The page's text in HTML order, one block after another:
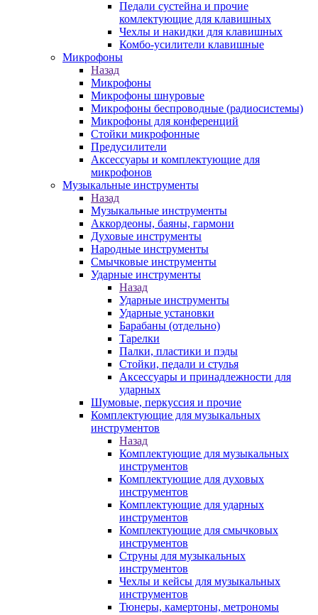
Педали сустейна и прочие
комлектующие для клавишных
Чехлы и накидки для клавишных
Комбо-усилители клавишные
Микрофоны
Назад
Микрофоны
Микрофоны шнуровые
Микрофоны беспроводные (радиосистемы)
Микрофоны для конференций
Стойки микрофонные
Предусилители
Аксессуары и комплектующие для
микрофонов
Музыкальные инструменты
Назад
Музыкальные инструменты
Аккордеоны, баяны, гармони
Духовые инструменты
Народные инструменты
Смычковые инструменты
Ударные инструменты
Назад
Ударные инструменты
Ударные установки
Барабаны (отдельно)
Тарелки
Палки, пластики и пэды
Стойки, педали и стулья
Аксессуары и принадлежности для
ударных
Шумовые, перкуссия и прочие
Комплектующие для музыкальных
инструментов
Назад
Комплектующие для музыкальных
инструментов
Комплектующие для духовых
инструментов
Комплектующие для ударных
инструментов
Комплектующие для смычковых
инструментов
Струны для музыкальных
инструментов
Чехлы и кейсы для музыкальных
инструментов
Тюнеры, камертоны, метрономы